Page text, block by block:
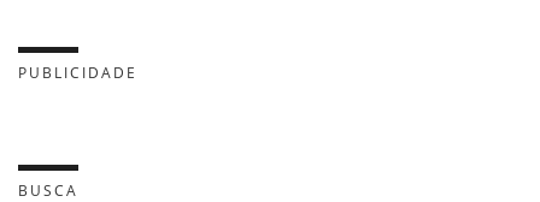
PUBLICIDADE
BUSCA